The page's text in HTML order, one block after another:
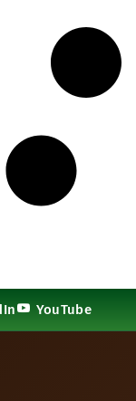
YouTube